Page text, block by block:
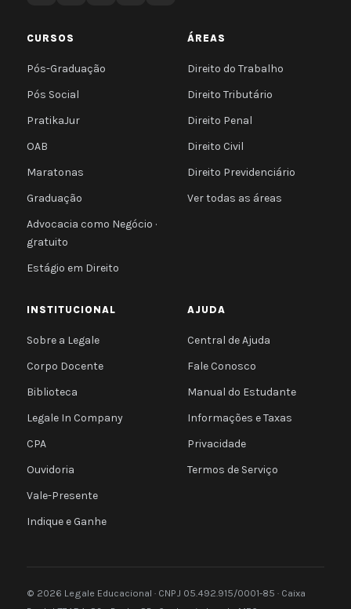
CURSOS
Pós-Graduação
Pós Social
PratikaJur
OAB
Maratonas
Graduação
Advocacia como Negócio ·
gratuito
Estágio em Direito
ÁREAS
Direito do Trabalho
Direito Tributário
Direito Penal
Direito Civil
Direito Previdenciário
Ver todas as áreas
INSTITUCIONAL
Sobre a Legale
Corpo Docente
Biblioteca
Legale In Company
CPA
Ouvidoria
Vale-Presente
Indique e Ganhe
AJUDA
Central de Ajuda
Fale Conosco
Manual do Estudante
Informações e Taxas
Privacidade
Termos de Serviço
© 2026 Legale Educacional · CNPJ 05.492.915/0001-85 · Caixa